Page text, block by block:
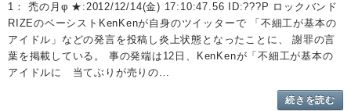
1： 禿の月φ ★:2012/12/14(金) 17:10:47.56 ID:???P ロックバンド
RIZEのベーシストKenKenが自身のツイッターで 「不細工が基本の
アイドル」などの発言を投稿し炎上状態となったことに、 謝罪の言
葉を掲載している。 事の発端は12日、KenKenが「不細工が基本の
アイドルに 当てぶりが売りの...
続きを読む